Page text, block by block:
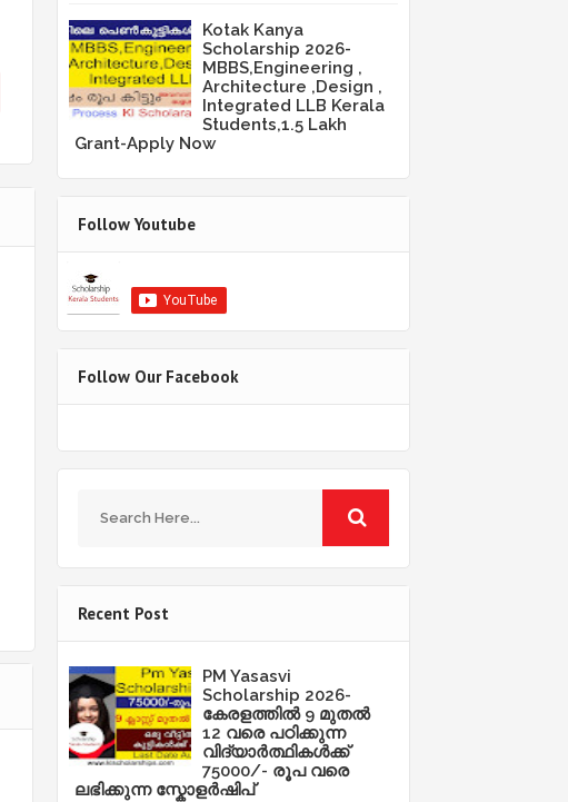
Kotak Kanya
Scholarship 2026-
MBBS,Engineering ,
Architecture ,Design ,
Integrated LLB Kerala
Students,1.5 Lakh
Grant-Apply Now
Follow Youtube
Follow Our Facebook
Recent Post
PM Yasasvi
Scholarship 2026-
കേരളത്തിൽ 9 മുതൽ
12 വരെ പഠിക്കുന്ന
വിദ്യാർത്ഥികൾക്ക്
75000/- രൂപ വരെ
ലഭിക്കുന്ന സ്കോളർഷിപ്